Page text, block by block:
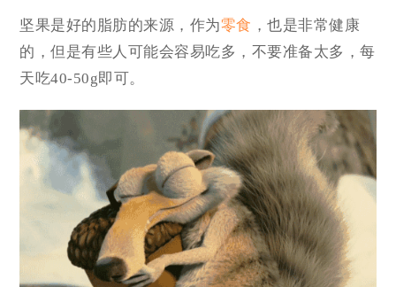
坚果是好的脂肪的来源，作为零食 ，也是非常健康
的，但是有些人可能会容易吃多，不要准备太多，每
天吃40-50g即可。